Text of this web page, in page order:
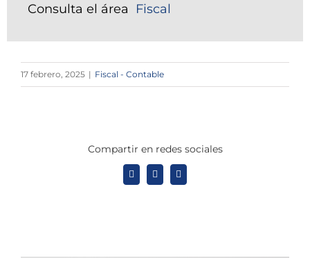
Consulta el área Fiscal
17 febrero, 2025 | Fiscal - Contable
Compartir en redes sociales
X LinkedInWhatsApp